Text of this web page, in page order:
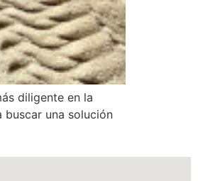
diligente en la
una solución